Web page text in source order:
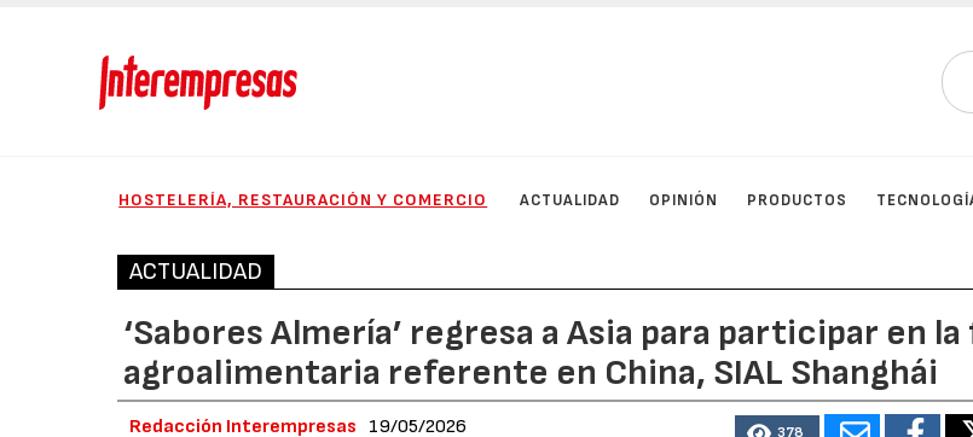
HOSTELERÍA, RESTAURACIÓN Y COMERCIO ACTUALIDAD OPINIÓN PRODUCTOS
ACTUALIDAD
‘Sabores Almería’ regresa a Asia para participar en
agroalimentaria referente en China, SIAL Shanghái
Redacción Interempresas 19/05/2026 378